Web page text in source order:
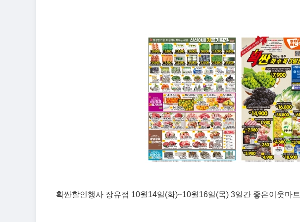
확싼할인행사 장유점 10월14일(화)~10월16일(목) 3일간 좋은이웃마트